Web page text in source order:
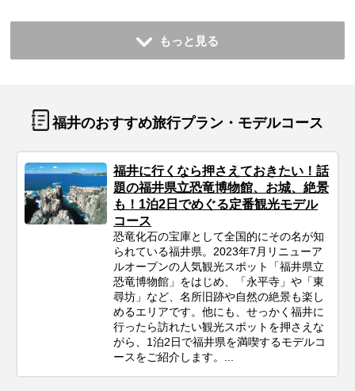
もっと見る
福井のおすすめ旅行プラン・モデルコース
福井に行くなら押さえておきたい！話
題の福井県立恐竜博物館、お城、絶景
も！1泊2日でめぐる定番観光モデル
コース
恐竜化石の宝庫として全国的にその名が知
られている福井県。2023年7月リニューア
ルオープンの人気観光スポット「福井県立
恐竜博物館」をはじめ、「永平寺」や「東
尋坊」など、名所旧跡や自然の絶景も楽し
めるエリアです。他にも、せっかく福井に
行ったら訪れたい観光スポットを押さえな
がら、1泊2日で福井県を満喫するモデルコ
ースをご紹介します。...